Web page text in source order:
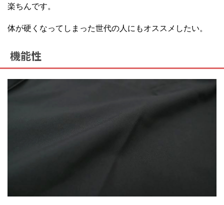
楽ちんです。
体が硬くなってしまった世代の人にもオススメしたい。
機能性